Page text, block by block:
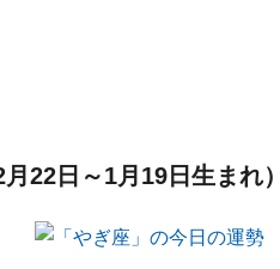
22日～1月19日生まれ）